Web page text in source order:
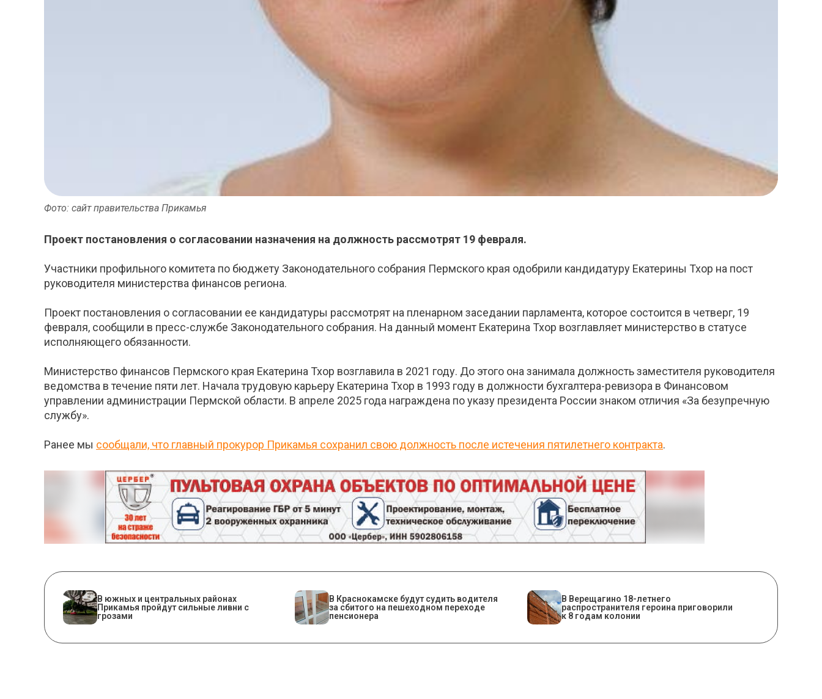
Фото: сайт правительства Прикамья
Проект постановления о согласовании назначения на должность рассмотрят 19 февраля.
Участники профильного комитета по бюджету Законодательного собрания Пермского края одобрили кандидатуру Екатерины Тхор на пост
руководителя министерства финансов региона.
Проект постановления о согласовании ее кандидатуры рассмотрят на пленарном заседании парламента, которое состоится в четверг, 19
февраля, сообщили в пресс-службе Законодательного собрания. На данный момент Екатерина Тхор возглавляет министерство в статусе
исполняющего обязанности.
Министерство финансов Пермского края Екатерина Тхор возглавила в 2021 году. До этого она занимала должность заместителя руководителя
ведомства в течение пяти лет. Начала трудовую карьеру Екатерина Тхор в 1993 году в должности бухгалтера-ревизора в Финансовом
управлении администрации Пермской области. В апреле 2025 года награждена по указу президента России знаком отличия «За безупречную
службу».
Ранее мы сообщали, что главный прокурор Прикамья сохранил свою должность после истечения пятилетнего контракта.
В южных и центральных районах
Прикамья пройдут сильные ливни с
грозами
В Краснокамске будут судить водителя
за сбитого на пешеходном переходе
пенсионера
В Верещагино 18-летнего
распространителя героина приговорили
к 8 годам колонии